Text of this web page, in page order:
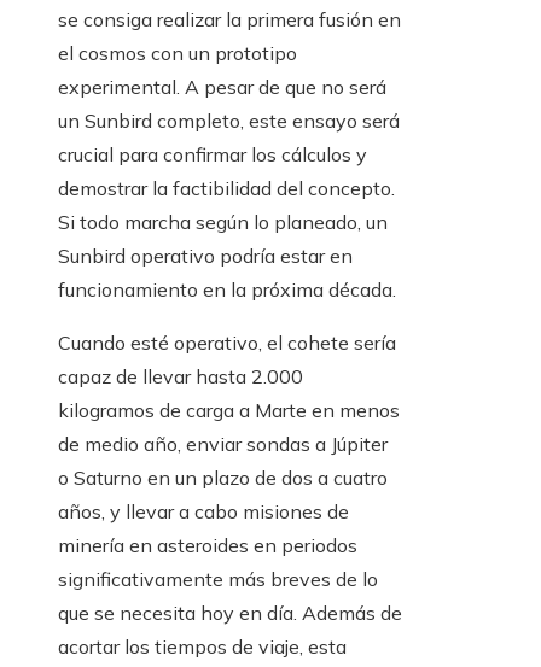
se consiga realizar la primera fusión en
el cosmos con un prototipo
experimental. A pesar de que no será
un Sunbird completo, este ensayo será
crucial para confirmar los cálculos y
demostrar la factibilidad del concepto.
Si todo marcha según lo planeado, un
Sunbird operativo podría estar en
funcionamiento en la próxima década.
Cuando esté operativo, el cohete sería
capaz de llevar hasta 2.000
kilogramos de carga a Marte en menos
de medio año, enviar sondas a Júpiter
o Saturno en un plazo de dos a cuatro
años, y llevar a cabo misiones de
minería en asteroides en periodos
significativamente más breves de lo
que se necesita hoy en día. Además de
acortar los tiempos de viaje, esta